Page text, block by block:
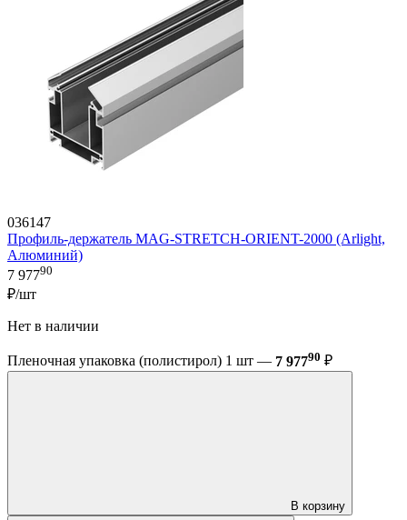
036147
Профиль-держатель MAG-STRETCH-ORIENT-2000 (Arlight,
Алюминий)
7 97790
₽/шт
Нет в наличии
Пленочная упаковка (полистирол) 1 шт — 7 97790 ₽
В корзину